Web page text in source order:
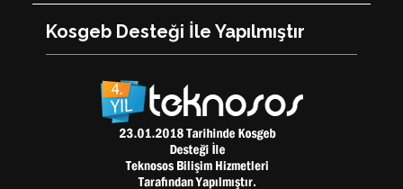
Kosgeb Desteği İle Yapılmıştır